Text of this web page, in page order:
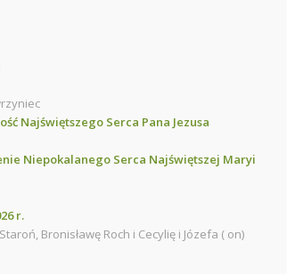
Najświętszego Serca Pana Jezusa
Niepokalanego Serca Najświętszej Maryi
r.
Bronisławę Roch i Cecylię i Józefa ( on)